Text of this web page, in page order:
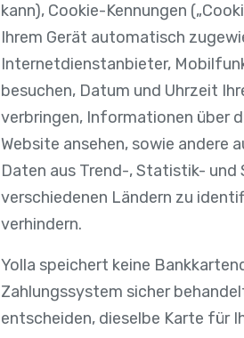
kann), Cookie-Kennungen
Ihrem Gerät automatisch
Internetdienstanbieter,
besuchen, Datum und Uhrzeit
verbringen, Informationen über
Website ansehen, sowie andere
Daten aus Trend-, Statistik- und
verschiedenen Ländern zu
verhindern.
Yolla speichert keine
Zahlungssystem sicher
entscheiden, dieselbe Karte für